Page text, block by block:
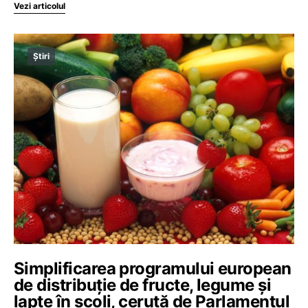
Vezi articolul
Știri
Simplificarea programului european
de distribuție de fructe, legume și
lapte în școli, cerută de Parlamentul